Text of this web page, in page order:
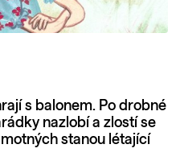
s balonem. Po drobné
nazlobí a zlostí se
stanou létající